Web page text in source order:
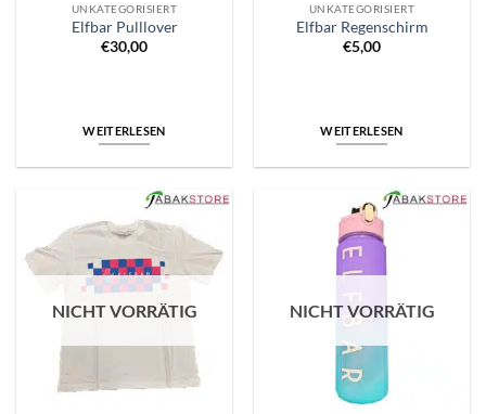
UNKATEGORISIERT
Elfbar Pulllover
€30,00
WEITERLESEN
UNKATEGORISIERT
Elfbar Regenschirm
€5,00
WEITERLESEN
NICHT VORRÄTIG NICHT VORRÄTIG